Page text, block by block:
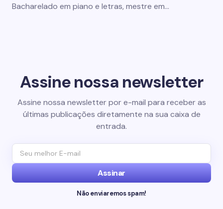
Bacharelado em piano e letras, mestre em…
Assine nossa newsletter
Assine nossa newsletter por e-mail para receber as
últimas publicações diretamente na sua caixa de
entrada.
Assinar
Não enviaremos spam!